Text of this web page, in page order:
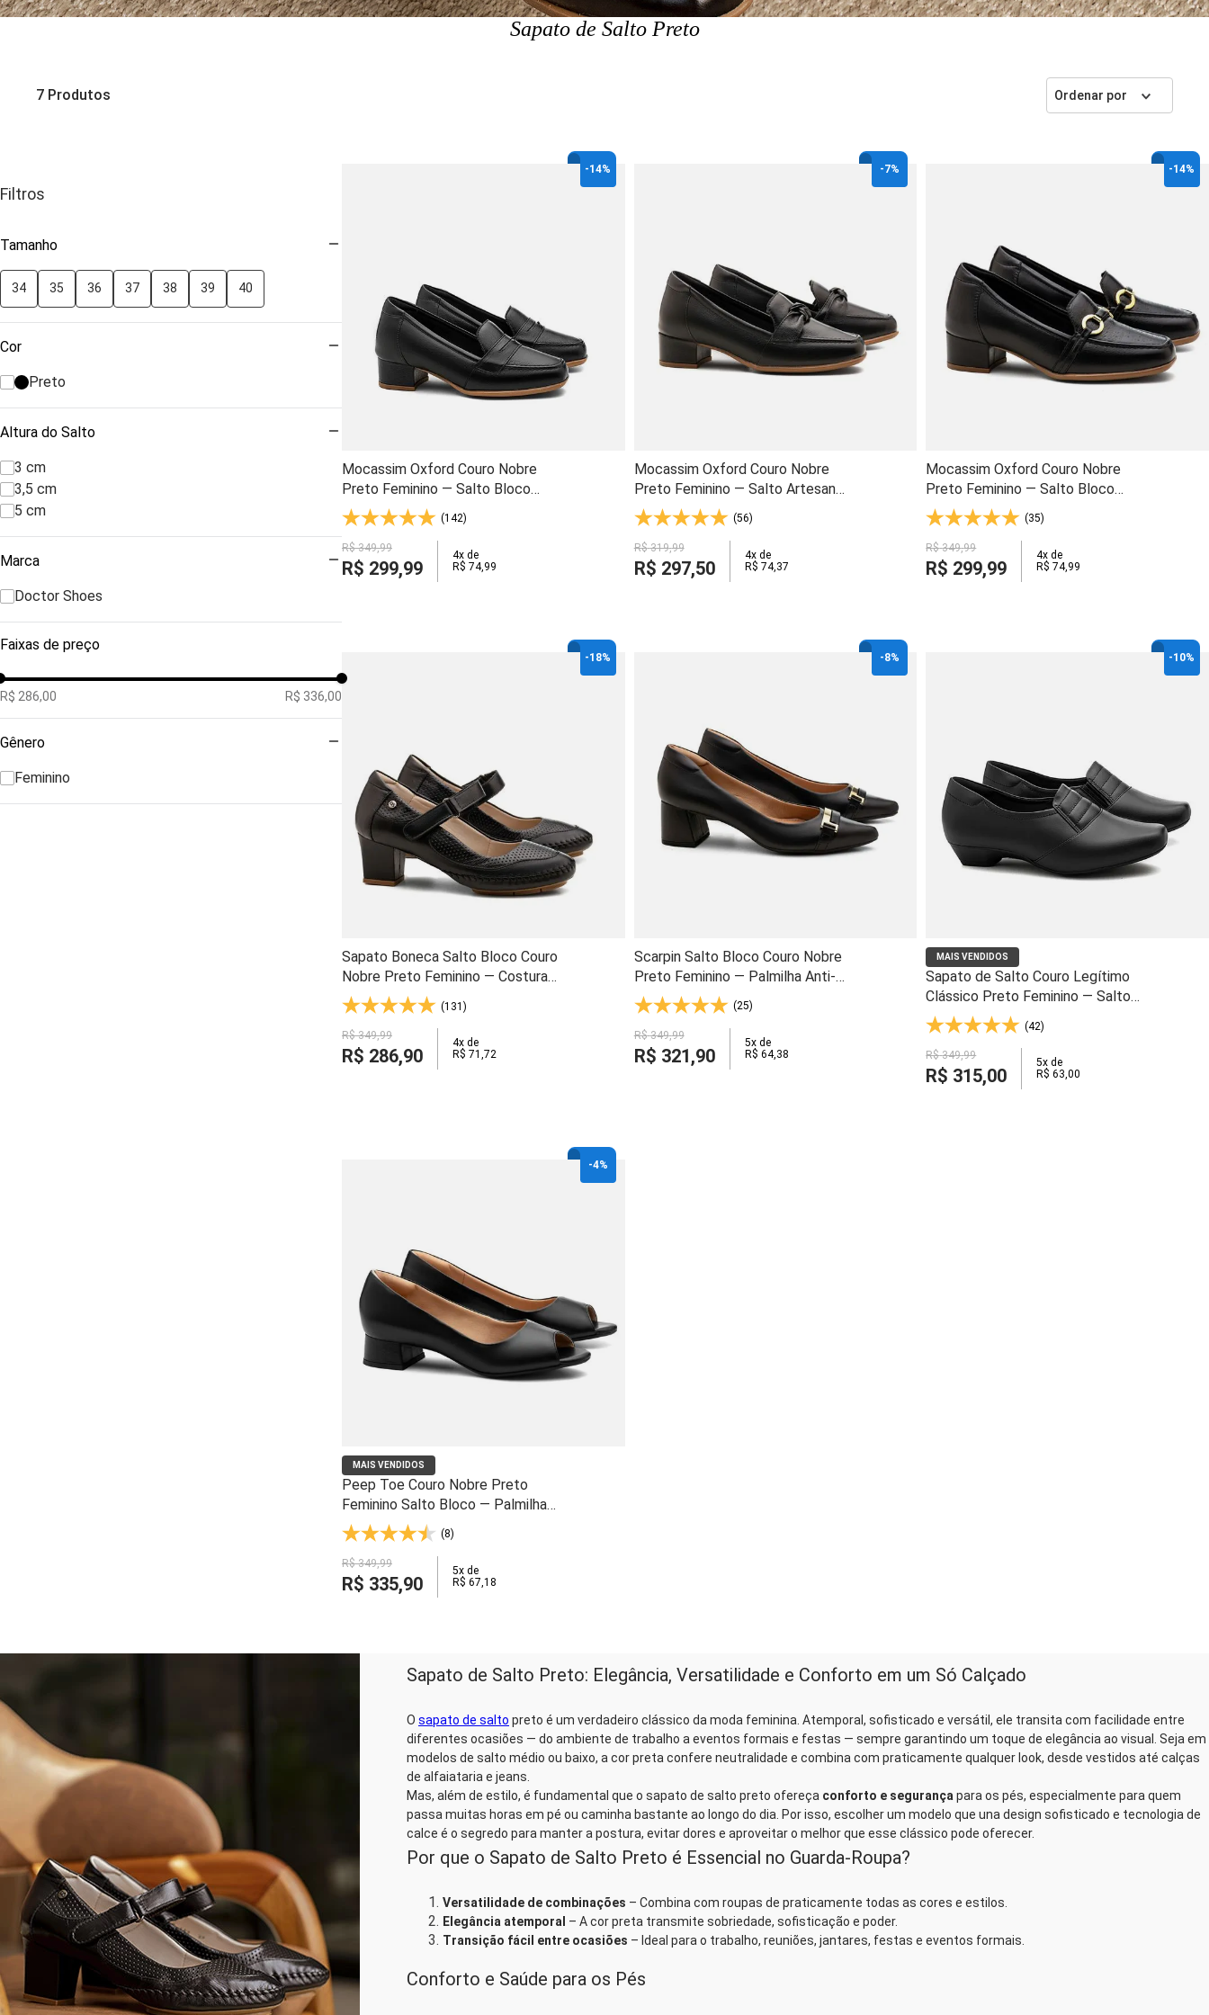
Sapato de Salto Preto
7 Produtos Ordenar por
Filtros
Tamanho
34 35 36 37 38 39 40
Cor
Preto
Altura do Salto
3 cm
3,5 cm
5 cm
Gênero
Marca
Doctor Shoes
Faixas de preço
R$ 286,00 R$ 336,00
-14%
Mocassim Oxford Couro Nobre
Preto Feminino — Salto Bloco
Artesanal e Palmilha Anti-
Impacto - 1489
(142)
R$ 349,99
R$ 299,99
4x de
R$ 74, 99
-7%
Mocassim Oxford Couro Nobre
Preto Feminino — Salto Artesanal
3,5cm e Solado Gel Leve - 1480
(56)
R$ 319,99
R$ 297,50
4x de
R$ 74, 37
-14%
Mocassim Oxford Couro Nobre
Preto Feminino — Salto Bloco
Artesanal e Palmilha Anatômica -
1495
(35)
R$ 349,99
R$ 299,99
4x de
R$ 74, 99
-18%
Sapato Boneca Salto Bloco Couro
Nobre Preto Feminino — Costura
Artesanal e Palmilha Anti-
Impacto - 789
(131)
R$ 349,99
R$ 286,90
4x de
R$ 71 ,72
-8%
Scarpin Salto Bloco Couro Nobre
Preto Feminino — Palmilha Anti-
Impacto e Solado Gel Flexível -
4546
(25)
R$ 349,99
R$ 321,90
5x de
R$ 64, 38
-10%
MAIS VENDIDOS
Sapato de Salto Couro Legítimo
Clássico Preto Feminino — Salto
3cm e Palmilha Anti-Impacto -
38047
(42)
R$ 349,99
R$ 315,00
5x de
R$ 63,00
-4%
MAIS VENDIDOS
Peep Toe Couro Nobre Preto
Feminino Salto Bloco — Palmilha
Anti-Impacto e Solado Gel - 203
(8)
R$ 349,99
R$ 335,90
5x de
R$ 67,18
Sapato de Salto Preto: Elegância, Versatilidade e Conforto em um Só Calçado
O sapato de salto preto é um verdadeiro clássico da moda feminina. Atemporal, sofisticado e versátil, ele transita com facilidade entre
diferentes ocasiões — do ambiente de trabalho a eventos formais e festas — sempre garantindo um toque de elegância ao visual. Seja em
modelos de salto médio ou baixo, a cor preta confere neutralidade e combina com praticamente qualquer look, desde vestidos até calças
de alfaiataria e jeans.
Mas, além de estilo, é fundamental que o sapato de salto preto ofereça conforto e segurança para os pés, especialmente para quem
passa muitas horas em pé ou caminha bastante ao longo do dia. Por isso, escolher um modelo que una design sofisticado e tecnologia de
calce é o segredo para manter a postura, evitar dores e aproveitar o melhor que esse clássico pode oferecer.
Por que o Sapato de Salto Preto é Essencial no Guarda-Roupa?
Versatilidade de combinações – Combina com roupas de praticamente todas as cores e estilos.
Elegância atemporal – A cor preta transmite sobriedade, sofisticação e poder.
Transição fácil entre ocasiões – Ideal para o trabalho, reuniões, jantares, festas e eventos formais.
Conforto e Saúde para os Pés